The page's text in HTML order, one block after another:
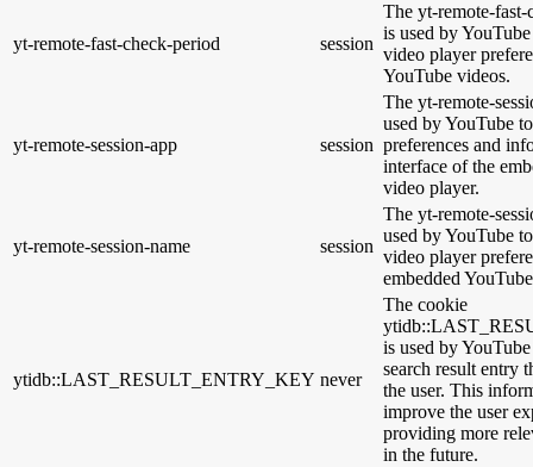
yt-remote-fast-check-period session
The yt-remote-
is used by
video player
YouTube videos.
yt-remote-session-app session
The yt-remote-
used by YouTube
preferences and
interface of the
video player.
yt-remote-session-name session
The yt-remote-
used by YouTube
video player
embedded
ytidb::LAST_RESULT_ENTRY_KEY never
The cookie
is used by
search result entry
the user. This
improve the user
providing more
in the future.